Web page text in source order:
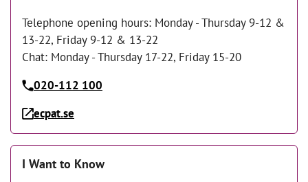
Telephone opening hours: Monday - Thursday 9-12 &
13-22, Friday 9-12 & 13-22
Chat: Monday - Thursday 17-22, Friday 15-20
020-112 100
ecpat.se
I Want to Know